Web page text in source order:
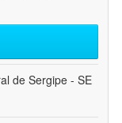
de Sergipe - SE